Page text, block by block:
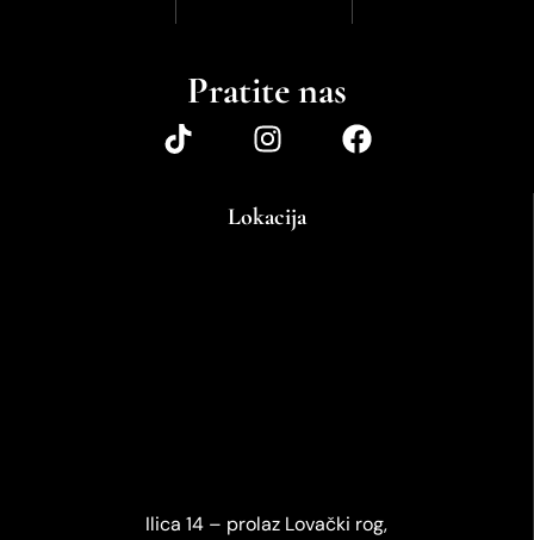
Pratite nas
Lokacija
Ilica 14 – prolaz Lovački rog,